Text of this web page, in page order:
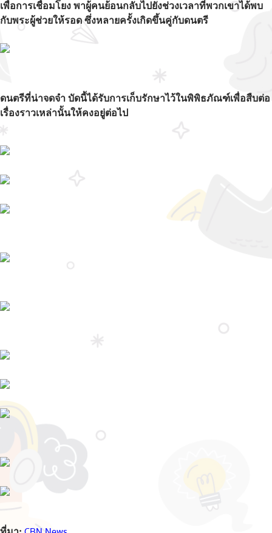
เพื่อการเชื่อมโยง พาผู้คนย้อนกลับไปยังช่วงเวลาที่พวกเขาได้พบ
กับพระผู้ช่วยให้รอด ซึ่งหลายครั้งเกิดขึ้นคู่กับดนตรี
ดนตรีที่น่าจดจำ บัดนี้ได้รับการเก็บรักษาไว้ในพิพิธภัณฑ์เพื่อสืบต่อ
เรื่องราวเหล่านั้นให้คงอยู่ต่อไป